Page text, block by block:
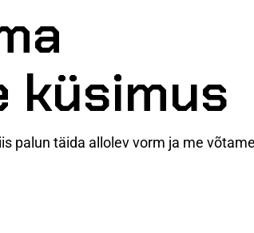
küsimus
palun täida allolev vorm ja me võtame